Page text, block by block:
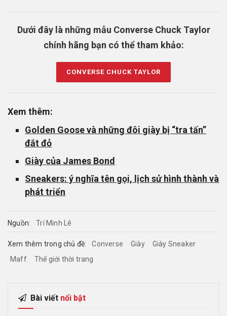
Dưới đây là những mẫu Converse Chuck Taylor
chính hãng bạn có thể tham khảo:
CONVERSE CHUCK TAYLOR
Xem thêm:
Golden Goose và những đôi giày bị “tra tấn”
đắt đỏ
Giày của James Bond
Sneakers: ý nghĩa tên gọi, lịch sử hình thành và
phát triển
Nguồn: Trí Minh Lê
Xem thêm trong chủ đề: Converse Giày
Giày Sneaker
Maff
Thế giới thời trang
Bài viết nổi bật